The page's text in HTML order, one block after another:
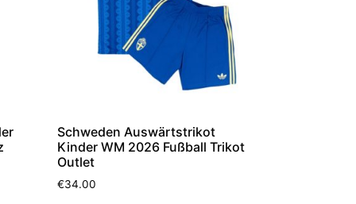
Schweden Auswärtstrikot
Kinder WM 2026 Fußball Trikot
Outlet
€34.00